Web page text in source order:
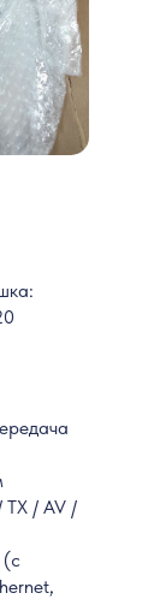
TX / AV /
(с